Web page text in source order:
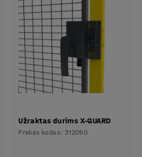
Užraktas durims X-GUARD
Prekės kodas: 312050